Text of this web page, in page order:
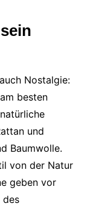
Nostalgie:
besten
und
Baumwolle.
von der Natur
geben vor
des